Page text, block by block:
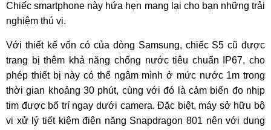
Chiếc smartphone này hứa hẹn mang lại cho bạn những trải
nghiệm thú vị.
Với thiết kế vốn có của dòng Samsung, chiếc S5 cũ được
trang bị thêm khả năng chống nước tiêu chuẩn IP67, cho
phép thiết bị này có thể ngâm mình ở mức nước 1m trong
thời gian khoảng 30 phút, cùng với đó là cảm biến đo nhịp
tim được bố trí ngay dưới camera. Đặc biệt, máy sở hữu bộ
vi xử lý tiết kiệm điện năng Snapdragon 801 nên với dung